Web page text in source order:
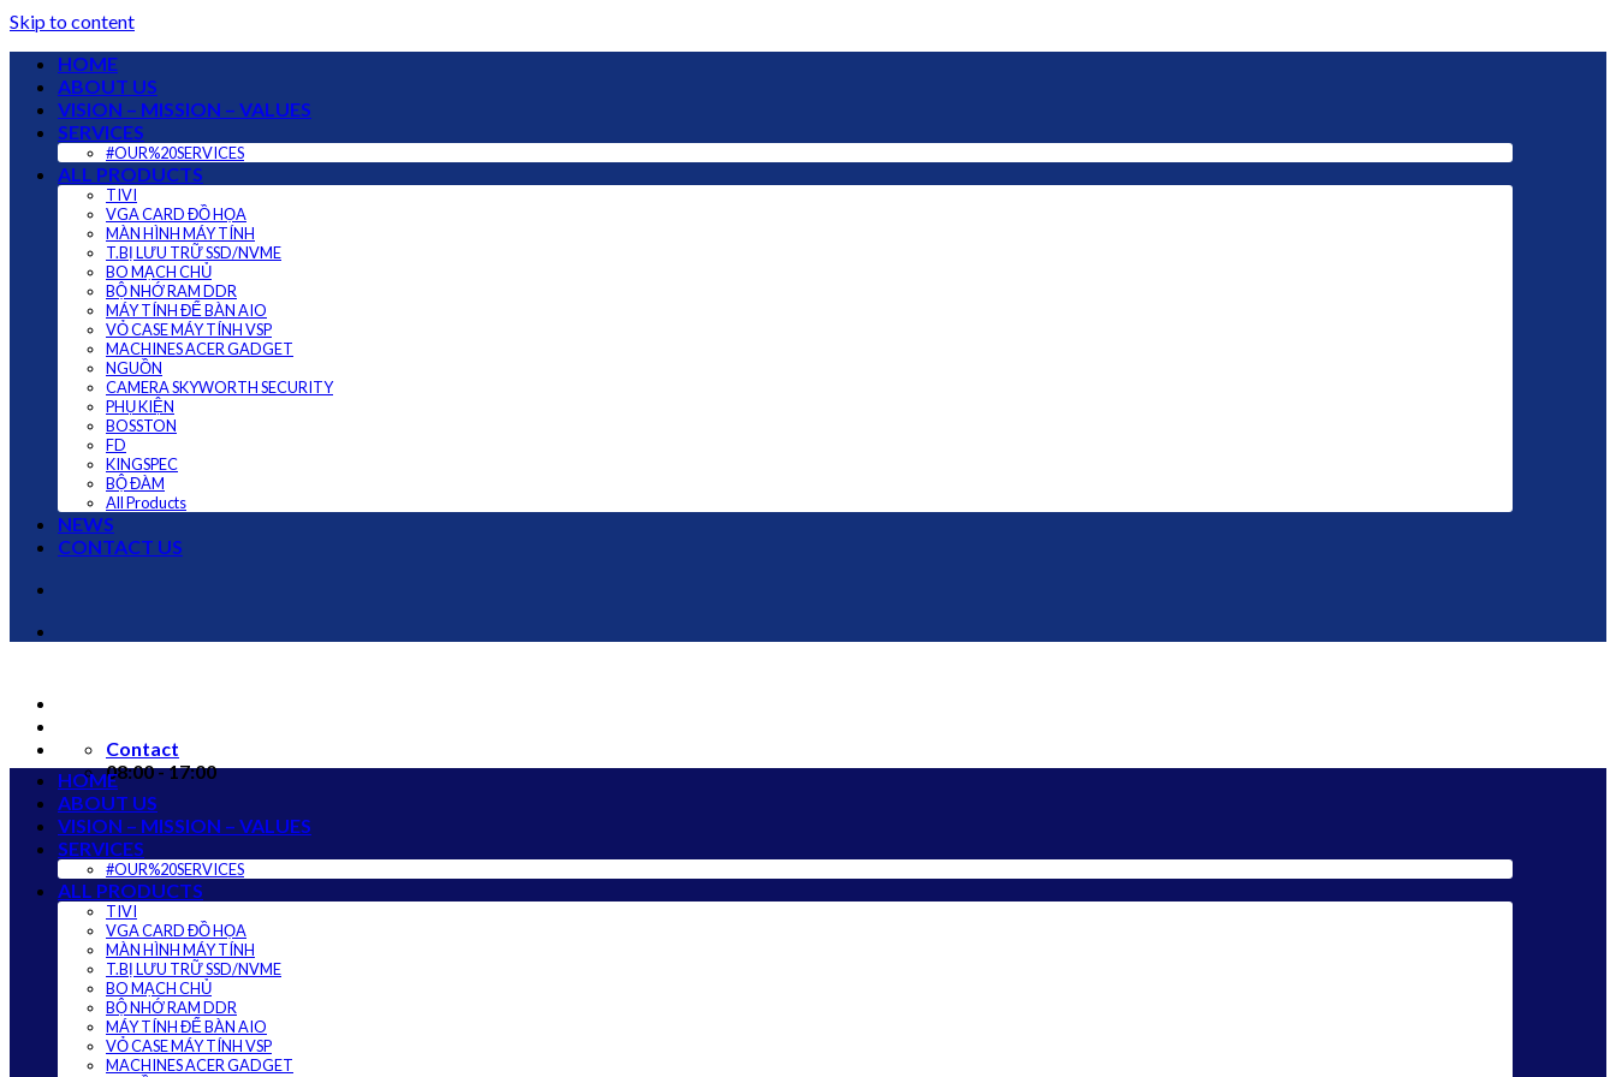
Skip to content
HOME
ABOUT US
VISION – MISSION – VALUES
SERVICES
#OUR%20SERVICES
ALL PRODUCTS
TIVI
VGA CARD ĐỒ HỌA
MÀN HÌNH MÁY TÍNH
T.BỊ LƯU TRỮ SSD/NVME
BO MẠCH CHỦ
BỘ NHỚ RAM DDR
MÁY TÍNH ĐỂ BÀN AIO
VỎ CASE MÁY TÍNH VSP
MACHINES ACER GADGET
NGUỒN
CAMERA SKYWORTH SECURITY
PHỤ KIỆN
BOSSTON
FD
KINGSPEC
BỘ ĐÀM
All Products
NEWS
CONTACT US
Contact
08:00 - 17:00
HOME
ABOUT US
VISION – MISSION – VALUES
SERVICES
#OUR%20SERVICES
ALL PRODUCTS
TIVI
VGA CARD ĐỒ HỌA
MÀN HÌNH MÁY TÍNH
T.BỊ LƯU TRỮ SSD/NVME
BO MẠCH CHỦ
BỘ NHỚ RAM DDR
MÁY TÍNH ĐỂ BÀN AIO
VỎ CASE MÁY TÍNH VSP
MACHINES ACER GADGET